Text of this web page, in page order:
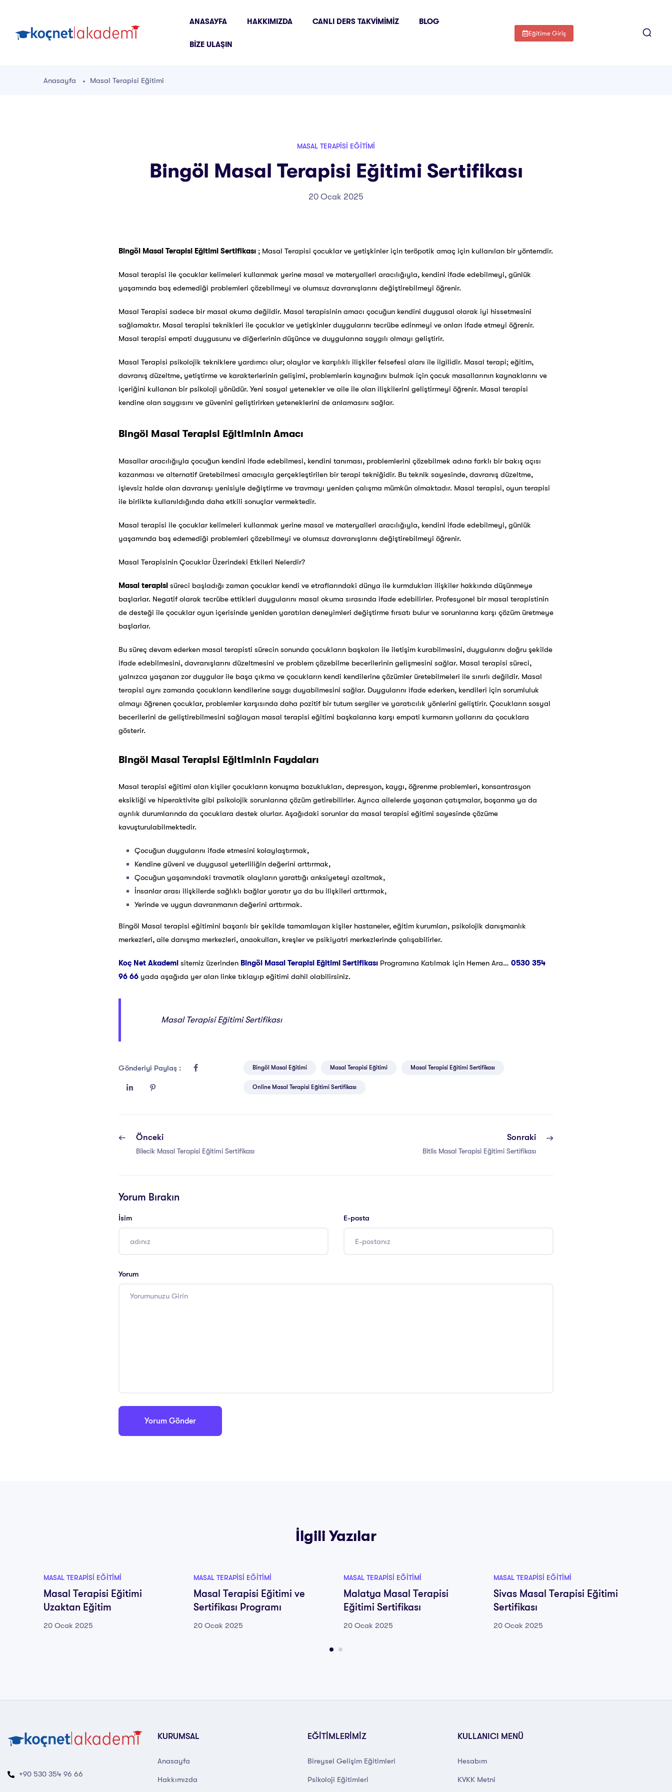
ANASAYFA HAKKIMIZDA CANLI DERS TAKVIMIMIZ BLOG
BIZE ULAŞIN
Eğitime Giriş
Anasayfa Masal Terapisi Eğitimi
MASAL TERAPISI EĞITIMI
Bingöl Masal Terapisi Eğitimi Sertifikası
20 Ocak 2025
Bingöl Masal Terapisi Eğitimi Sertifikası ; Masal Terapisi çocuklar ve yetişkinler için teröpotik amaç için kullanılan bir yöntemdir.
Masal terapisi ile çocuklar kelimeleri kullanmak yerine masal ve materyalleri aracılığıyla, kendini ifade edebilmeyi, günlük
yaşamında baş edemediği problemleri çözebilmeyi ve olumsuz davranışlarını değiştirebilmeyi öğrenir.
Masal Terapisi sadece bir masal okuma değildir. Masal terapisinin amacı çocuğun kendini duygusal olarak iyi hissetmesini
sağlamaktır. Masal terapisi teknikleri ile çocuklar ve yetişkinler duygularını tecrübe edinmeyi ve onları ifade etmeyi öğrenir.
Masal terapisi empati duygusunu ve diğerlerinin düşünce ve duygularına saygılı olmayı geliştirir.
Masal Terapisi psikolojik tekniklere yardımcı olur; olaylar ve karşılıklı ilişkiler felsefesi alanı ile ilgilidir. Masal terapi; eğitim,
davranış düzeltme, yetiştirme ve karakterlerinin gelişimi, problemlerin kaynağını bulmak için çocuk masallarının kaynaklarını ve
içeriğini kullanan bir psikoloji yönüdür. Yeni sosyal yetenekler ve aile ile olan ilişkilerini geliştirmeyi öğrenir. Masal terapisi
kendine olan saygısını ve güvenini geliştirirken yeteneklerini de anlamasını sağlar.
Bingöl Masal Terapisi Eğitiminin Amacı
Masallar aracılığıyla çocuğun kendini ifade edebilmesi, kendini tanıması, problemlerini çözebilmek adına farklı bir bakış açısı
kazanması ve alternatif üretebilmesi amacıyla gerçekleştirilen bir terapi tekniğidir. Bu teknik sayesinde, davranış düzeltme,
işlevsiz halde olan davranışı yenisiyle değiştirme ve travmayı yeniden çalışma mümkün olmaktadır. Masal terapisi, oyun terapisi
ile birlikte kullanıldığında daha etkili sonuçlar vermektedir.
Masal terapisi ile çocuklar kelimeleri kullanmak yerine masal ve materyalleri aracılığıyla, kendini ifade edebilmeyi, günlük
yaşamında baş edemediği problemleri çözebilmeyi ve olumsuz davranışlarını değiştirebilmeyi öğrenir.
Masal Terapisinin Çocuklar Üzerindeki Etkileri Nelerdir?
Masal terapisi süreci başladığı zaman çocuklar kendi ve etraflarındaki dünya ile kurmdukları ilişkiler hakkında düşünmeye
başlarlar. Negatif olarak tecrübe ettikleri duygularını masal okuma sırasında ifade edebilirler. Profesyonel bir masal terapistinin
de desteği ile çocuklar oyun içerisinde yeniden yaratılan deneyimleri değiştirme fırsatı bulur ve sorunlarına karşı çözüm üretmeye
başlarlar.
Bu süreç devam ederken masal terapisti sürecin sonunda çocukların başkaları ile iletişim kurabilmesini, duygularını doğru şekilde
ifade edebilmesini, davranışlarını düzeltmesini ve problem çözebilme becerilerinin gelişmesini sağlar. Masal terapisi süreci,
yalnızca yaşanan zor duygular ile başa çıkma ve çocukların kendi kendilerine çözümler üretebilmeleri ile sınırlı değildir. Masal
terapisi aynı zamanda çocukların kendilerine saygı duyabilmesini sağlar. Duygularını ifade ederken, kendileri için sorumluluk
almayı öğrenen çocuklar, problemler karşısında daha pozitif bir tutum sergiler ve yaratıcılık yönlerini geliştirir. Çocukların sosyal
becerilerini de geliştirebilmesini sağlayan masal terapisi eğitimi başkalarına karşı empati kurmanın yollarını da çocuklara
gösterir.
Bingöl Masal Terapisi Eğitiminin Faydaları
Masal terapisi eğitimi alan kişiler çocukların konuşma bozuklukları, depresyon, kaygı, öğrenme problemleri, konsantrasyon
eksikliği ve hiperaktivite gibi psikolojik sorunlarına çözüm getirebilirler. Ayrıca ailelerde yaşanan çatışmalar, boşanma ya da
ayrılık durumlarında da çocuklara destek olurlar. Aşağıdaki sorunlar da masal terapisi eğitimi sayesinde çözüme
kavuşturulabilmektedir.
Çocuğun duygularını ifade etmesini kolaylaştırmak,
Kendine güveni ve duygusal yeterliliğin değerini arttırmak,
Çocuğun yaşamındaki travmatik olayların yarattığı anksiyeteyi azaltmak,
İnsanlar arası ilişkilerde sağlıklı bağlar yaratır ya da bu ilişkileri arttırmak,
Yerinde ve uygun davranmanın değerini arttırmak.
Bingöl Masal terapisi eğitimini başarılı bir şekilde tamamlayan kişiler hastaneler, eğitim kurumları, psikolojik danışmanlık
merkezleri, aile danışma merkezleri, anaokulları, kreşler ve psikiyatri merkezlerinde çalışabilirler.
Koç Net Akademi sitemiz üzerinden Bingöl Masal Terapisi Eğitimi Sertifikası Programına Katılmak için Hemen Ara… 0530 354
96 66 yada aşağıda yer alan linke tıklayıp eğitimi dahil olabilirsiniz.
Masal Terapisi Eğitimi Sertifikası
Gönderiyi Paylaş : Bingöl Masal Eğitimi Masal Terapisi Eğitimi Masal Terapisi Eğitimi Sertifikası
Online Masal Terapisi Eğitimi Sertifikası
Önceki
Bilecik Masal Terapisi Eğitimi Sertifikası
Sonraki
Bitlis Masal Terapisi Eğitimi Sertifikası
Yorum Bırakın
İsim E-posta
Yorum
İlgili Yazılar
MASAL TERAPISI EĞITIMI
Masal Terapisi Eğitimi
Uzaktan Eğitim
20 Ocak 2025
MASAL TERAPISI EĞITIMI
Masal Terapisi Eğitimi ve
Sertifikası Programı
20 Ocak 2025
MASAL TERAPISI EĞITIMI
Malatya Masal Terapisi
Eğitimi Sertifikası
20 Ocak 2025
MASAL TERAPISI EĞITIMI
Sivas Masal Terapisi Eğitimi
Sertifikası
20 Ocak 2025
+90 530 354 96 66
KURUMSAL
Anasayfa
Hakkımızda
EĞİTİMLERİMİZ
Bireysel Gelişim Eğitimleri
Psikoloji Eğitimleri
KULLANICI MENÜ
Hesabım
KVKK Metni